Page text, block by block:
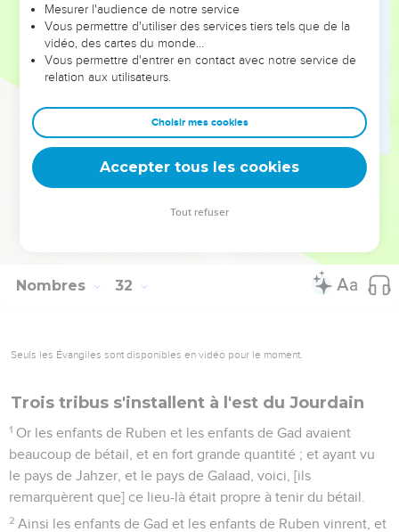
Et Moïse et Eléazar le Sacrificateur reçurent d'eux l'or,
[savoir] toute pièce d'ouvrage.
Et tout l'or de l'offrande élevée qui fut présenté à l'Eternel
de la part des chefs de milliers et des chefs de centaines,
[montait à] seize mille sept cent cinquante sicles.
[Or] les gens de guerre retinrent chacun pour soi ce qu'ils
avaient pillé.
Moïse donc et Eléazar le Sacrificateur prirent des chefs de
milliers et [des chefs] de centaines cet or-là, et l'apportèrent
Nombres 32
Seuls les Évangiles sont disponibles en vidéo pour le moment.
Trois tribus s'installent à l'est du Jourdain
1 Or les enfants de Ruben et les enfants de Gad avaient
beaucoup de bétail, et en fort grande quantité ; et ayant vu
le pays de Jahzer, et le pays de Galaad, voici, [ils
remarquèrent que] ce lieu-là était propre à tenir du bétail.
2 Ainsi les enfants de Gad et les enfants de Ruben vinrent, et
Mesurer l'audience de notre service
Vous permettre d'utiliser des services tiers tels que de la
vidéo, des cartes du monde…
Vous permettre d'entrer en contact avec notre service de
relation aux utilisateurs.
Choisir mes cookies
Accepter tous les cookies
Tout refuser